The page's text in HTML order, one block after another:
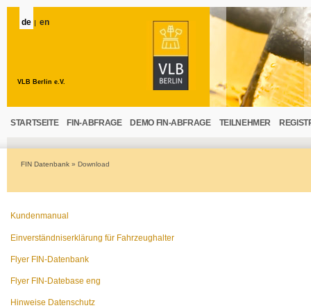
de en
VLB Berlin e.V.
STARTSEITE FIN-ABFRAGE DEMO FIN-ABFRAGE TEILNEHMER
FIN Datenbank » Download
Kundenmanual
Einverständniserklärung für Fahrzeughalter
Flyer FIN-Datenbank
Flyer FIN-Datebase eng
Hinweise Datenschutz